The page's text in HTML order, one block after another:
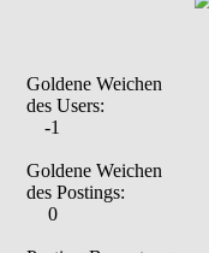
Goldene Weichen
des Users:
-1
Goldene Weichen
des Postings:
0